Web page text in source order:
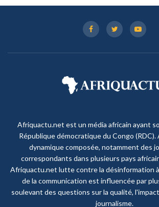
Afriquactu.net est un média africain ayant
République démocratique du Congo (RDC).
dynamique composée, notamment des
correspondants dans plusieurs pays
Afriquactu.net lutte contre la désinformation
de la communication est influencée par
soulevant des questions sur la qualité,
journalisme.